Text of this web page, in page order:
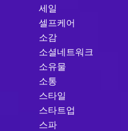
세일
셀프케어
소감
소셜네트워크
소유물
소통
스타일
스타트업
스파